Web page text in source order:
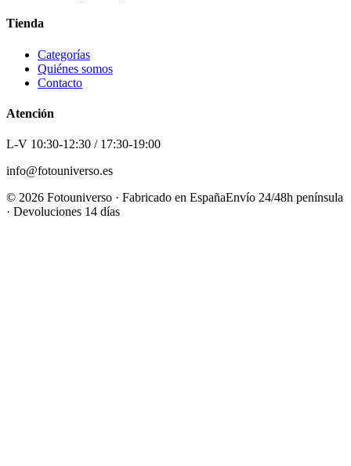
Tienda
Categorías
Quiénes somos
Contacto
Atención
L-V 10:30-12:30 / 17:30-19:00
info@fotouniverso.es
© 2026 Fotouniverso · Fabricado en EspañaEnvío 24/48h península
· Devoluciones 14 días